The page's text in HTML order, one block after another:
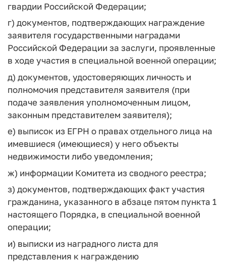
гвардии Российской Федерации;
г) документов, подтверждающих награждение
заявителя государственными наградами
Российской Федерации за заслуги, проявленные
в ходе участия в специальной военной операции;
д) документов, удостоверяющих личность и
полномочия представителя заявителя (при
подаче заявления уполномоченным лицом,
законным представителем заявителя);
е) выписок из ЕГРН о правах отдельного лица на
имевшиеся (имеющиеся) у него объекты
недвижимости либо уведомления;
ж) информации Комитета из сводного реестра;
з) документов, подтверждающих факт участия
гражданина, указанного в абзаце пятом пункта 1
настоящего Порядка, в специальной военной
операции;
и) выписки из наградного листа для
представления к награждению